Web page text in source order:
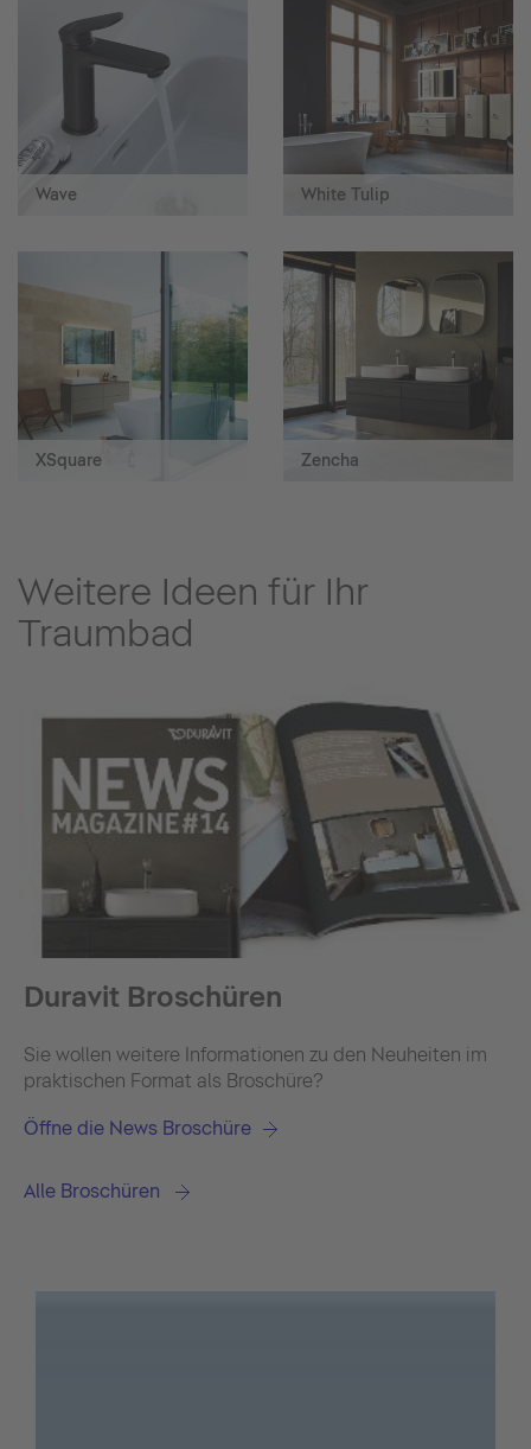
Wave White Tulip
XSquare Zencha
Weitere Ideen für Ihr
Traumbad
Duravit Broschüren
Sie wollen weitere Informationen zu den Neuheiten im
praktischen Format als Broschüre?
Öffne die News Broschüre
Alle Broschüren